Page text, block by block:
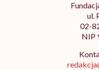
ul.
02-
NIP